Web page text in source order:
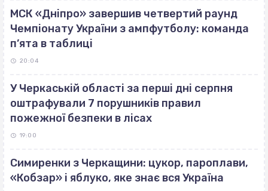
МСК «Дніпро» завершив четвертий раунд
Чемпіонату України з ампфутболу: команда
п’ята в таблиці
20:04
У Черкаській області за перші дні серпня
оштрафували 7 порушників правил
пожежної безпеки в лісах
19:00
Симиренки з Черкащини: цукор, пароплави,
«Кобзар» і яблуко, яке знає вся Україна